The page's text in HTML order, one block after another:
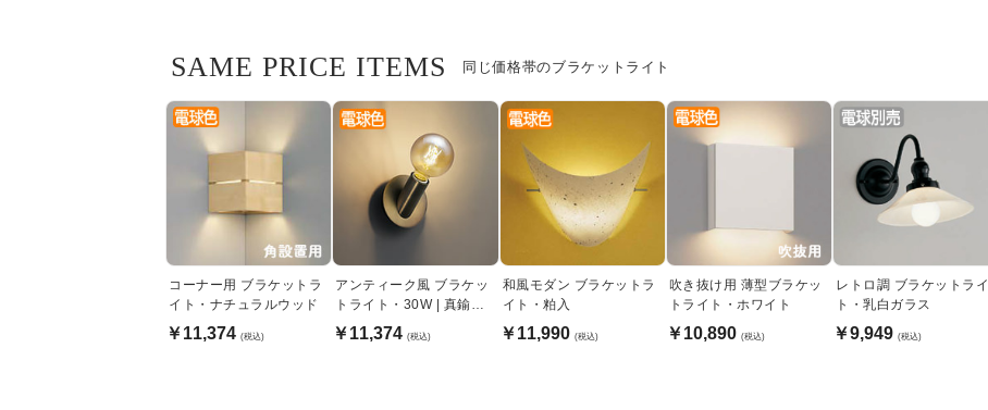
同じ価格帯のブラケットライト
SAME PRICE ITEMS
コーナー用 ブラケットラ
イト・ナチュラルウッド
￥11,374 (税込)
アンティーク風 ブラケッ
トライト・30W | 真鍮古
味色
￥11,374 (税込)
和風モダン ブラケットラ
イト・粕入
￥11,990 (税込)
吹き抜け用 薄型ブラケッ
トライト・ホワイト
￥10,890 (税込)
レトロ調 ブラケットライ
ト・乳白ガラス
￥9,949 (税込)